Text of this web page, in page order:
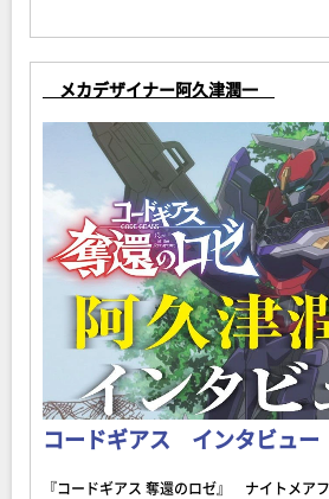
メカデザイナー阿久津潤一
コードギアス インタビュー
『コードギアス 奪還のロゼ』 ナイトメア